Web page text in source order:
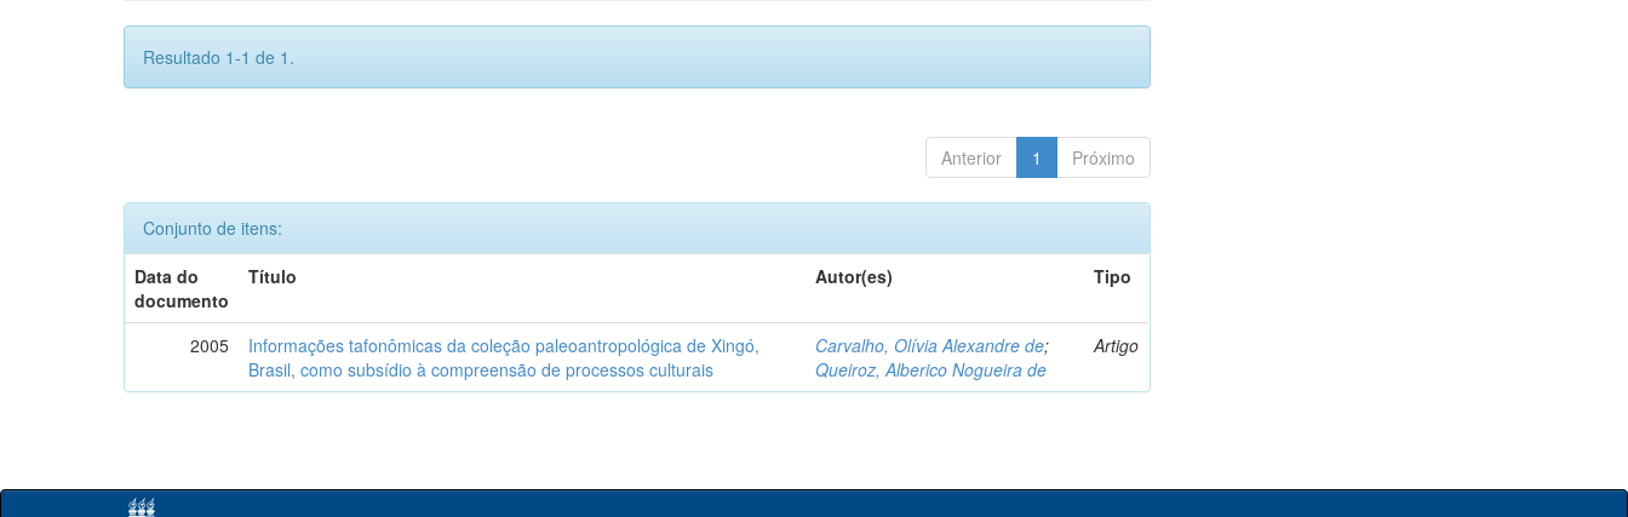
Resultado 1-1 de 1.
Anterior 1 Próximo
Conjunto de itens:
Data do
documento
Título Autor(es) Tipo
2005
Informações tafonômicas da coleção paleoantropológica de Xingó,
Brasil, como subsídio à compreensão de processos culturais
Carvalho, Olívia Alexandre de;
Queiroz, Alberico Nogueira de
Artigo